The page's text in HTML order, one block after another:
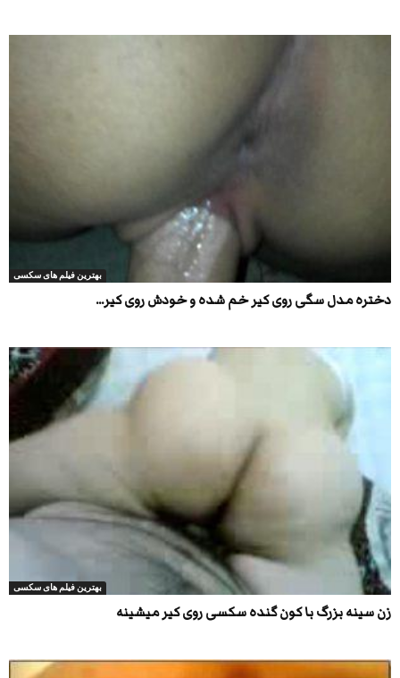
بهترین فیلم های سکسی
دختره مدل سگی روی کیر خم شده و خودش روی کیر...
بهترین فیلم های سکسی
زن سینه بزرگ با کون گنده سکسی روی کیر میشینه